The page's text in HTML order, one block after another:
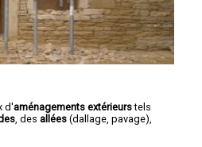
d'aménagements extérieurstels
, des allées (dallage, pavage),